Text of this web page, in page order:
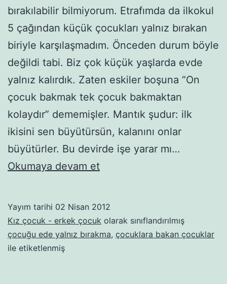
bırakılabilir bilmiyorum. Etrafımda da ilkokul
5 çağından küçük çocukları yalnız bırakan
biriyle karşılaşmadım. Önceden durum böyle
değildi tabi. Biz çok küçük yaşlarda evde
yalnız kalırdık. Zaten eskiler boşuna “On
çocuk bakmak tek çocuk bakmaktan
kolaydır” dememişler. Mantık şudur: ilk
ikisini sen büyütürsün, kalanını onlar
büyütürler. Bu devirde işe yarar mı…
Okumaya devam etYeni
Yayım tarihi 02 Nisan 2012
Kız çocuk - erkek çocuk olarak sınıflandırılmış
çocuğu ede yalnız bırakma, çocuklara bakan çocuklar
ile etiketlenmiş